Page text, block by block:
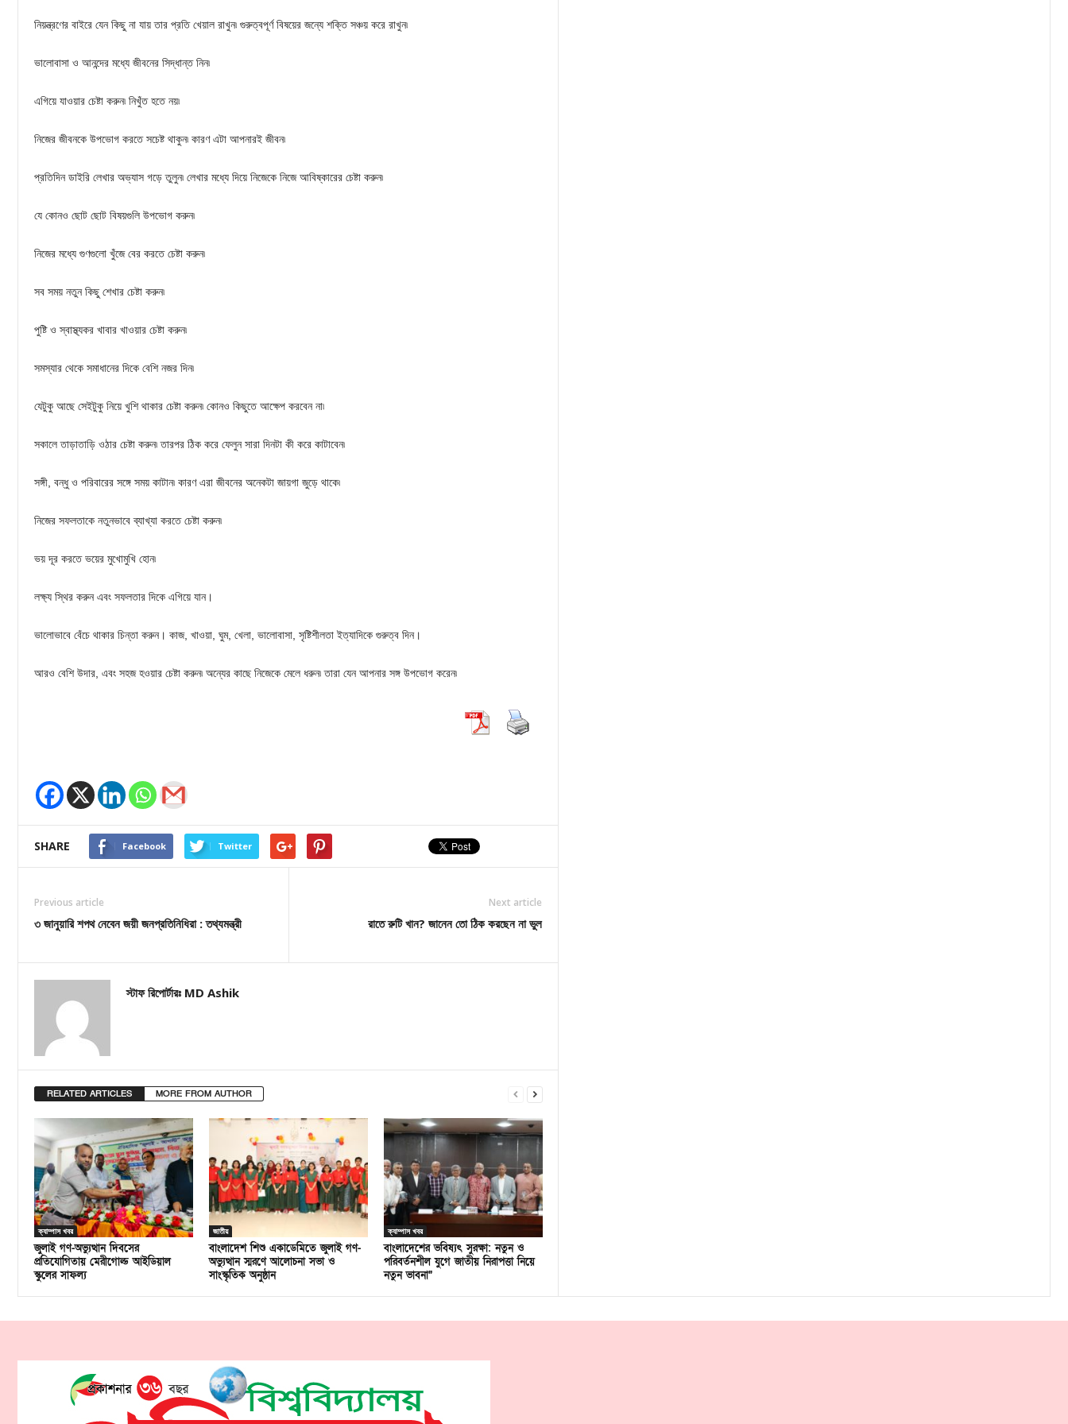
নিয়ন্ত্রণের বাইরে যেন কিছু না যায় তার প্রতি খেয়াল রাখুন৷ গুরুত্বপূর্ণ বিষয়ের জন্যে শক্তি সঞ্চয় করে রাখুন৷
ভালোবাসা ও আনন্দের মধ্যে জীবনের সিদ্ধান্ত নিন৷
এগিয়ে যাওয়ার চেষ্টা করুন৷ নিখুঁত হতে নয়৷
নিজের জীবনকে উপভোগ করতে সচেষ্ট থাকুন৷ কারণ এটা আপনারই জীবন৷
প্রতিদিন ডাইরি লেখার অভ্যাস গড়ে তুলুন৷ লেখার মধ্যে দিয়ে নিজেকে নিজে আবিষ্কারের চেষ্টা করুন৷
যে কোনও ছোট ছোট বিষয়গুলি উপভোগ করুন৷
নিজের মধ্যে গুণগুলো খুঁজে বের করতে চেষ্টা করুন৷
সব সময় নতুন কিছু শেখার চেষ্টা করুন৷
পুষ্টি ও স্বাস্থ্যকর খাবার খাওয়ার চেষ্টা করুন৷
সমস্যার থেকে সমাধানের দিকে বেশি নজর দিন৷
যেটুকু আছে সেইটুকু নিয়ে খুশি থাকার চেষ্টা করুন৷ কোনও কিছুতে আক্ষেপ করবেন না৷
সকালে তাড়াতাড়ি ওঠার চেষ্টা করুন৷ তারপর ঠিক করে ফেলুন সারা দিনটা কী করে কাটাবেন৷
সঙ্গী, বন্ধু ও পরিবারের সঙ্গে সময় কাটান৷ কারণ এরা জীবনের অনেকটা জায়গা জুড়ে থাকে৷
নিজের সফলতাকে নতুনভাবে ব্যাখ্যা করতে চেষ্টা করুন৷
ভয় দূর করতে ভয়ের মুখোমুখি হোন৷
লক্ষ্য স্থির করুন এবং সফলতার দিকে এগিয়ে যান।
ভালোভাবে বেঁচে থাকার চিন্তা করুন। কাজ, খাওয়া, ঘুম, খেলা, ভালোবাসা, সৃষ্টিশীলতা ইত্যাদিকে গুরুত্ব দিন।
আরও বেশি উদার, এবং সহজ হওয়ার চেষ্টা করুন৷ অন্যের কাছে নিজেকে মেলে ধরুন৷ তারা যেন আপনার সঙ্গ উপভোগ করেন৷
SHARE Facebook Twitter
Previous article
৩ জানুয়ারি শপথ নেবেন জয়ী জনপ্রতিনিধিরা : তথ্যমন্ত্রী
Next article
রাতে রুটি খান? জানেন তো ঠিক করছেন না ভুল
স্টাফ রিপোর্টারঃ MD Ashik
RELATED ARTICLES MORE FROM AUTHOR
ক্যাম্পাস খবর
জুলাই গণ-অভ্যুত্থান দিবসের
প্রতিযোগিতায় মেরীগোল্ড আইডিয়াল
স্কুলের সাফল্য
জাতীয়
বাংলাদেশ শিশু একাডেমিতে জুলাই গণ-
অভ্যুত্থান স্মরণে আলোচনা সভা ও
সাংস্কৃতিক অনুষ্ঠান
ক্যাম্পাস খবর
বাংলাদেশের ভবিষ্যৎ সুরক্ষা: নতুন ও
পরিবর্তনশীল যুগে জাতীয় নিরাপত্তা নিয়ে
নতুন ভাবনা”